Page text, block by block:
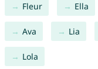
Fleur Ella
Ava Lia
Lola